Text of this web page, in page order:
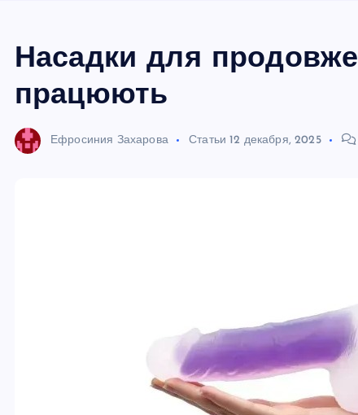
Насадки для
працюють
Ефросиния Захарова Статьи 12 декабря, 2025